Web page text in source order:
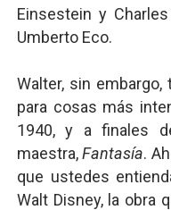
Einsestein y
Umberto Eco.
Walter, sin
para cosas más
1940, y a finales
maestra,Fantasía.
que ustedes
Walt Disney, la obra